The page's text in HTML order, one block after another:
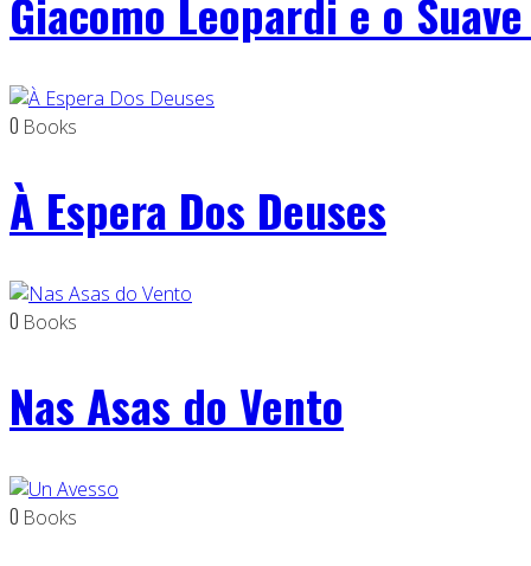
Giacomo Leopardi e o
0 Books
À Espera Dos Deuses
0 Books
Nas Asas do Vento
0 Books